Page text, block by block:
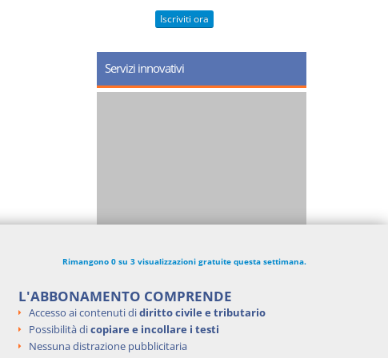
Iscriviti ora
Servizi innovativi
Rimangono 0 su 3 visualizzazioni gratuite questa settimana.
L'ABBONAMENTO COMPRENDE
Accesso ai contenuti didiritto civile e tributario
Possibilità dicopiare e incollare i testi
Nessuna distrazione pubblicitaria